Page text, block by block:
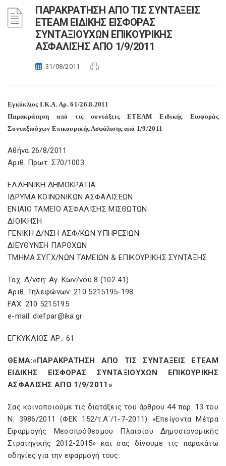
ΠΑΡΑΚΡΑΤΗΣΗ ΑΠΟ ΤΙΣ ΣΥΝΤΑΞΕΙΣ
ΕΤΕΑΜ ΕΙΔΙΚΗΣ ΕΙΣΦΟΡΑΣ
ΣΥΝΤΑΞΙΟΥΧΩΝ ΕΠΙΚΟΥΡΙΚΗΣ
ΑΣΦΑΛΙΣΗΣ ΑΠΟ 1/9/2011
31/08/2011
Εγκύκλιος Ι.Κ.Α. Αρ. 61/26.8.2011
Παρακράτηση από τις συντάξεις ΕΤΕΑΜ Ειδικής Εισφοράς
Συνταξιούχων Επικουρικής Ασφάλισης από 1/9/2011
Αθήνα 26/8/2011
Αριθ. Πρωτ. Σ70/1003
ΕΛΛΗΝΙΚΗ ΔΗΜΟΚΡΑΤΙΑ
ΙΔΡΥΜΑ ΚΟΙΝΩΝΙΚΩΝ ΑΣΦΑΛΙΣΕΩΝ
ΕΝΙΑΙΟ ΤΑΜΕΙΟ ΑΣΦΑΛΙΣΗΣ ΜΙΣΘΩΤΩΝ
ΔΙΟΙΚΗΣΗ
ΓΕΝΙΚΗ Δ/ΝΣΗ ΑΣΦ/ΚΩΝ ΥΠΗΡΕΣΙΩΝ
ΔΙΕΥΘΥΝΣΗ ΠΑΡΟΧΩΝ
ΤΜΗΜΑ:ΣΥΓΧ/ΝΩΝ ΤΑΜΕΙΩΝ & ΕΠΙΚΟΥΡΙΚΗΣ ΣΥΝΤΑΞΗΣ
Ταχ. Δ/νση: Αγ. Κων/νου 8 (102 41)
Αριθ. Τηλεφώνων: 210 5215195-198
FAX: 210 5215195
e-mail: diefpar@ika.gr
ΕΓΚΥΚΛΙΟΣ ΑΡ.: 61
ΘΕΜΑ:«ΠΑΡΑΚΡΑΤΗΣΗ ΑΠΟ ΤΙΣ ΣΥΝΤΑΞΕΙΣ ΕΤΕΑΜ
ΕΙΔΙΚΗΣ ΕΙΣΦΟΡΑΣ ΣΥΝΤΑΞΙΟΥΧΩΝ ΕΠΙΚΟΥΡΙΚΗΣ
ΑΣΦΑΛΙΣΗΣ ΑΠΟ 1/9/2011»
Σας κοινοποιούμε τις διατάξεις του άρθρου 44 παρ. 13 του
Ν. 3986/2011 (ΦΕΚ 152/τ.Α΄/1-7-2011) «Επείγοντα Μέτρα
Εφαρμογής Μεσοπρόθεσμου Πλαισίου Δημοσιονομικής
Στρατηγικής 2012-2015» και σας δίνουμε τις παρακάτω
οδηγίες για την εφαρμογή τους: